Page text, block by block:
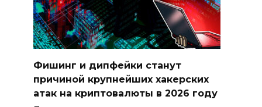
Фишинг и дипфейки станут
причиной крупнейших хакерских
атак на криптовалюты в 2026 году